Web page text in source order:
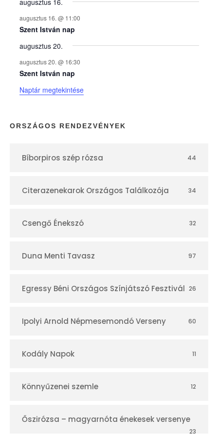
y
e
k
n
a
p
r
augusztus 16. @ 11:00
Szent István nap
augusztus 20.
augusztus 20. @ 16:30
Szent István nap
Naptár megtekintése
ORSZÁGOS RENDEZVÉNYEK
Bíborpiros szép rózsa 44
Citerazenekarok Országos Találkozója 34
Csengő Énekszó 32
Duna Menti Tavasz 97
Egressy Béni Országos Színjátszó Fesztivál 26
Ipolyi Arnold Népmesemondó Verseny 60
Kodály Napok 11
Könnyűzenei szemle 12
Őszirózsa – magyarnóta énekesek versenye
23